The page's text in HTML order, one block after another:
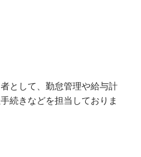
として、勤怠管理や給与計
続きなどを担当しておりま